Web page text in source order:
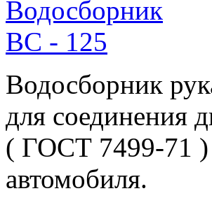
Водосборник
для соединения
( ГОСТ 7499-71 )
автомобиля.